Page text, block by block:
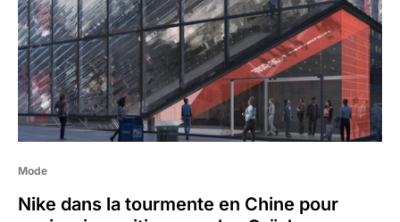
Mode
Nike dans la tourmente en Chine pour